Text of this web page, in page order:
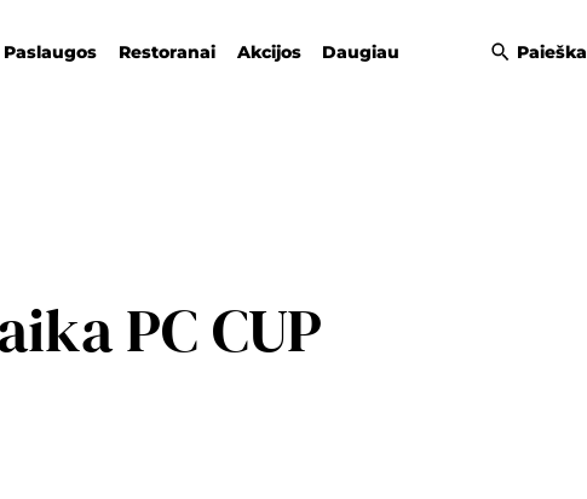
Paslaugos Restoranai Akcijos Daugiau Paieška
PC CUP